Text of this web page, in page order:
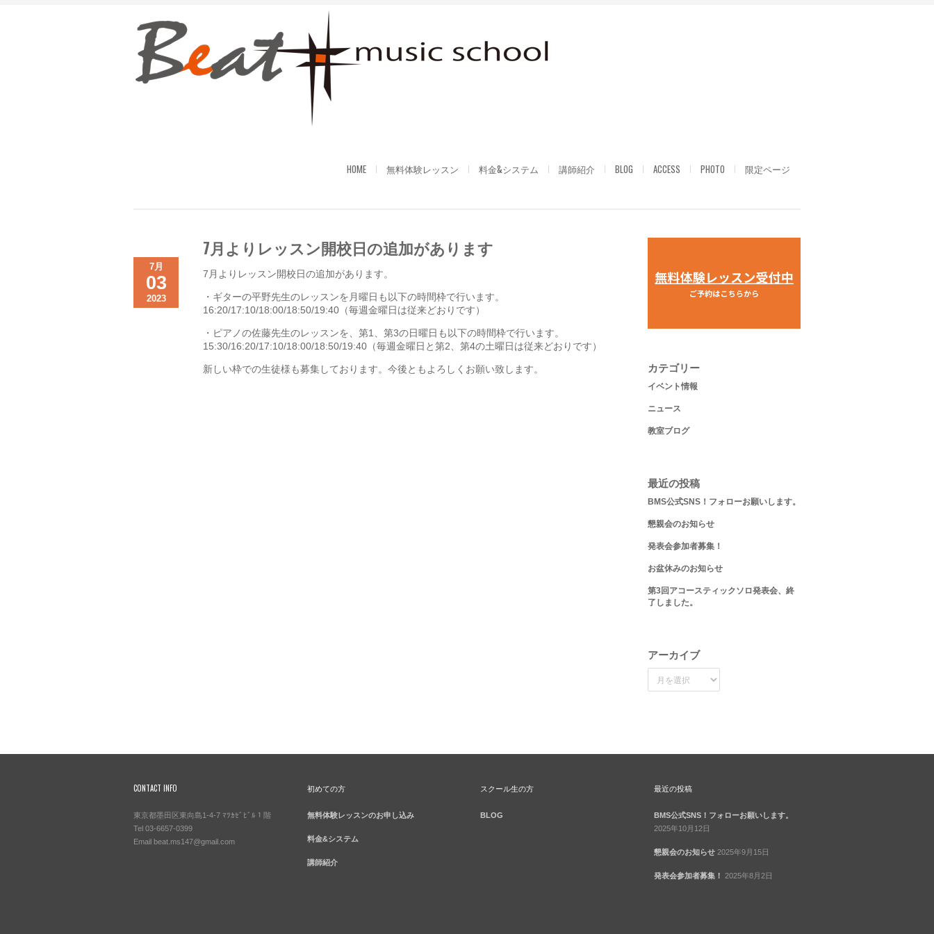
HOME 無料体験レッスン 料金&システム 講師紹介 BLOG ACCESS PHOTO 限定ページ
7月よりレッスン開校日の追加があります
7月
03
2023
7月よりレッスン開校日の追加があります。
・ギターの平野先生のレッスンを月曜日も以下の時間枠で行います。
16:20/17:10/18:00/18:50/19:40（毎週金曜日は従来どおりです）
・ピアノの佐藤先生のレッスンを、第1、第3の日曜日も以下の時間枠で行います。
15:30/16:20/17:10/18:00/18:50/19:40（毎週金曜日と第2、第4の土曜日は従来どおりです）
新しい枠での生徒様も募集しております。今後ともよろしくお願い致します。 カテゴリー
イベント情報
ニュース
教室ブログ
最近の投稿
BMS公式SNS！フォローお願いします。
懇親会のお知らせ
発表会参加者募集！
お盆休みのお知らせ
第3回アコースティックソロ発表会、終
了しました。
アーカイブ
CONTACT INFO
東京都墨田区東向島1-4-7 ﾏﾂｶｾﾞﾋﾞﾙ１階
Tel 03-6657-0399
Email beat.ms147@gmail.com
初めての方
無料体験レッスンのお申し込み
料金&システム
講師紹介
スクール生の方
BLOG
最近の投稿
BMS公式SNS！フォローお願いします。
2025年10月12日
懇親会のお知らせ 2025年9月15日
発表会参加者募集！ 2025年8月2日